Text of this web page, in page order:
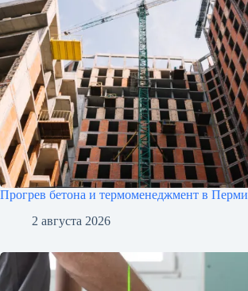
Прогрев бетона и термоменеджмент в Перми
2 августа 2026